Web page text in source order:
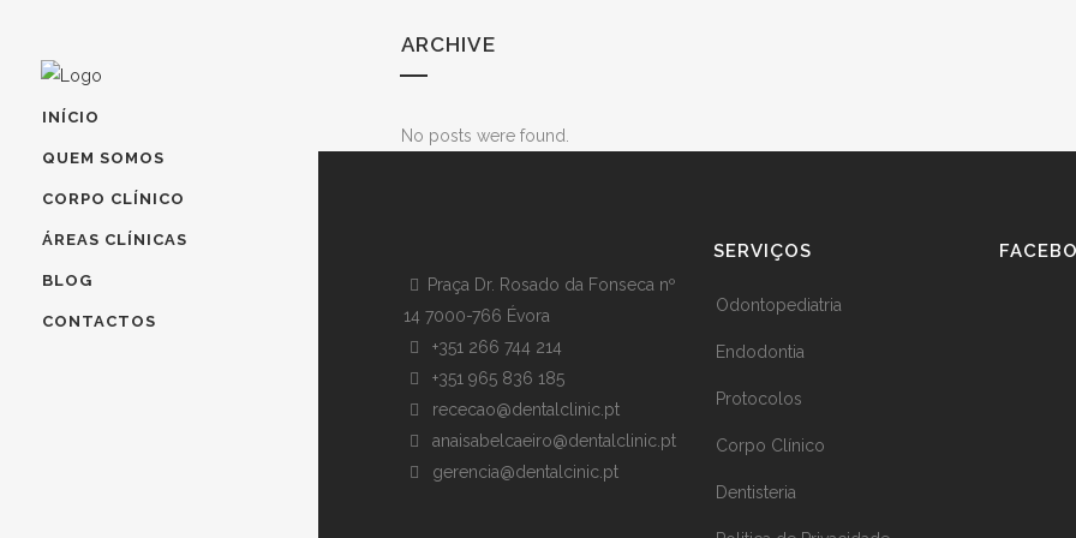
INÍCIO
QUEM SOMOS
CORPO CLÍNICO
ÁREAS CLÍNICAS
BLOG
CONTACTOS
ARCHIVE
No posts were found.
Praça Dr. Rosado da Fonseca nº
14 7000-766 Évora
+351 266 744 214
+351 965 836 185
rececao@dentalclinic.pt
anaisabelcaeiro@dentalclinic.pt
gerencia@dentalcinic.pt
SERVIÇOS
Odontopediatria
Endodontia
Protocolos
Corpo Clínico
Dentisteria